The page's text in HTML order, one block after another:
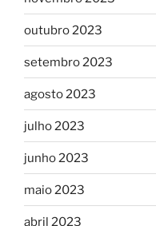
outubro 2023
setembro 2023
agosto 2023
julho 2023
junho 2023
maio 2023
abril 2023